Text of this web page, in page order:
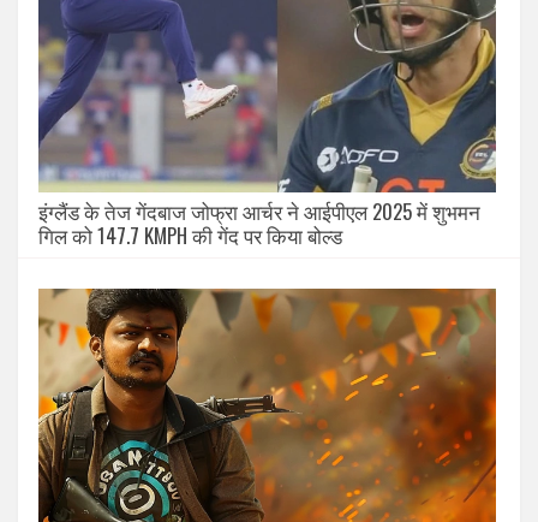
इंग्लैंड के तेज गेंदबाज जोफ्रा आर्चर ने आईपीएल 2025 में शुभमन
गिल को 147.7 KMPH की गेंद पर किया बोल्ड